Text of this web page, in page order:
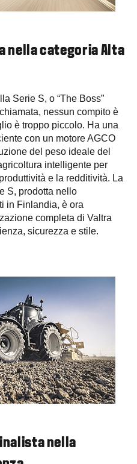
nella categoria Alta
Serie S, o “The Boss”
nessun compito è
è troppo piccolo. Ha una
con un motore AGCO
del peso ideale del
intelligente per
e la redditività. La
S, prodotta nello
in Finlandia, è ora
completa di Valtra
sicurezza e stile.
nella